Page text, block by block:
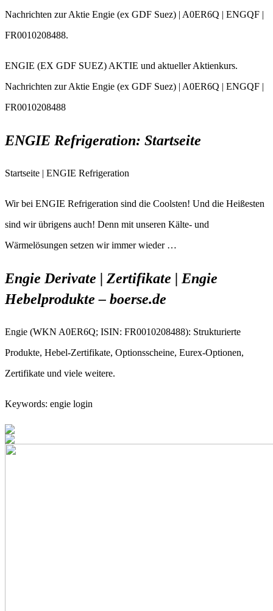
Nachrichten zur Aktie Engie (ex GDF Suez) | A0ER6Q | ENGQF |
FR0010208488.
ENGIE (EX GDF SUEZ) AKTIE und aktueller Aktienkurs.
Nachrichten zur Aktie Engie (ex GDF Suez) | A0ER6Q | ENGQF |
FR0010208488
ENGIE Refrigeration: Startseite
Startseite | ENGIE Refrigeration
Wir bei ENGIE Refrigeration sind die Coolsten! Und die Heißesten
sind wir übrigens auch! Denn mit unseren Kälte- und
Wärmelösungen setzen wir immer wieder …
Engie Derivate | Zertifikate | Engie
Hebelprodukte – boerse.de
Engie (WKN A0ER6Q; ISIN: FR0010208488): Strukturierte
Produkte, Hebel-Zertifikate, Optionsscheine, Eurex-Optionen,
Zertifikate und viele weitere.
Keywords: engie login